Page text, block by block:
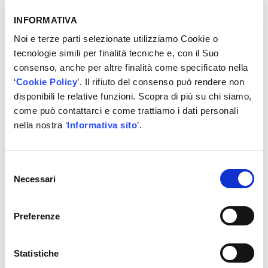
INFORMATIVA
Noi e terze parti selezionate utilizziamo Cookie o
tecnologie simili per finalità tecniche e, con il Suo
consenso, anche per altre finalità come specificato nella
‘Cookie Policy’. Il rifiuto del consenso può rendere non
disponibili le relative funzioni. Scopra di più su chi siamo,
come può contattarci e come trattiamo i dati personali
nella nostra ‘Informativa sito’.
delNecessari
Preferenze
Statistiche
distributori, ricambisti e officine che cercano
affidabilità OE, innovazione continua e supporto
Oltre alla qualità OE, DENSO Aftermarket è